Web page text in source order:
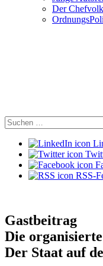
Der
RSS-
Gastbeitrag
Die
Der Staat auf